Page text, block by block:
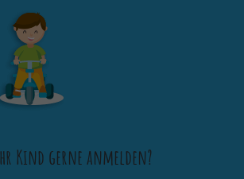
Kind gerne anmelden?